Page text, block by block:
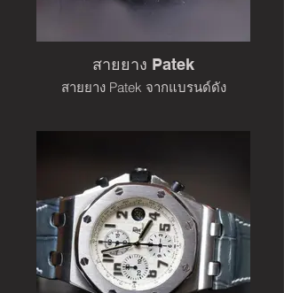
สายยาง Patek
สายยาง Patek จากแบรนด์ดัง